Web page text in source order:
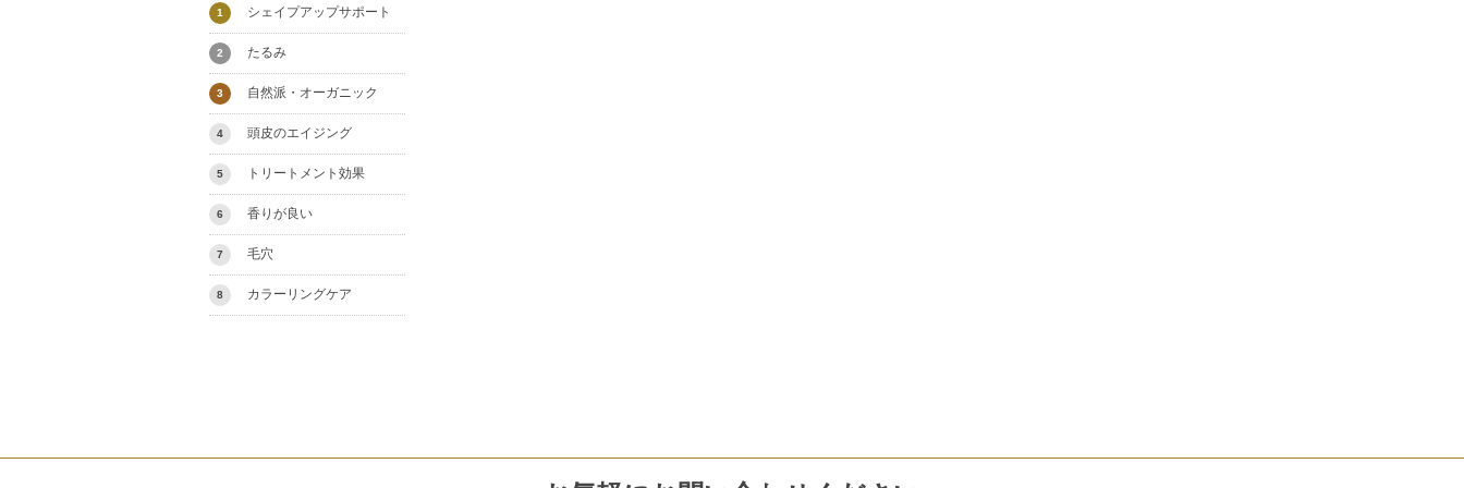
1 シェイプアップサポート
2 たるみ
3 自然派・オーガニック
4 頭皮のエイジング
5 トリートメント効果
6 香りが良い
7 毛穴
8 カラーリングケア